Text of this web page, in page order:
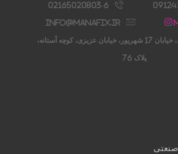
02165020803-6
info@manafix.ir
تهران، شادآباد، خیابان 17 شهریور، خیابان عزیزی، کوچه آستانه،
پلاک 76